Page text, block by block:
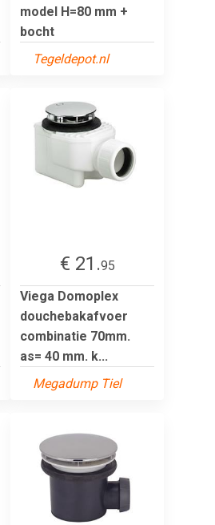
model H=80 mm +
bocht
Tegeldepot.nl
€ 21.95
Viega Domoplex
douchebakafvoer
combinatie 70mm.
as= 40 mm. k...
Megadump Tiel